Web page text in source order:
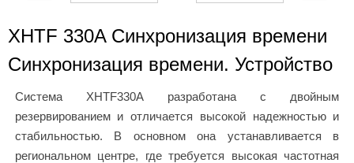
XHTF 330A Синхронизация времени
Синхронизация времени. Устройство
Система XHTF330A разработана с двойным
резервированием и отличается высокой надежностью и
стабильностью. В основном она устанавливается в
региональном центре, где требуется высокая частотная